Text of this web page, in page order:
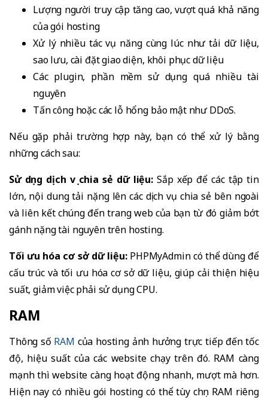
Lượng người truy cập tăng cao, vượt quá khả năng
của gói hosting
Xử lý nhiều tác vụ năng cùng lúc như tải dữ liệu,
sao lưu, cài đặt giao diện, khôi phục dữ liệu
Các plugin, phần mềm sử dụng quá nhiều tài
nguyên
Tấn công hoặc các lỗ hổng bảo mật như DDoS.
Nếu gặp phải trường hợp này, bạn có thể xử lý bằng
những cách sau:
Sử dụng dịch vụ chia sẻ dữ liệu:Sắp xếp để các tập tin
lớn, nội dung tải nặng lên các dịch vụ chia sẻ bên ngoài
và liên kết chúng đến trang web của bạn từ đó giảm bớt
gánh nặng tài nguyên trên hosting.
Tối ưu hóa cơ sở dữ liệu:PHPMyAdmin có thể dùng để
cấu trúc và tối ưu hóa cơ sở dữ liệu, giúp cải thiện hiệu
suất, giảm việc phải sử dụng CPU.
RAM
Thông số RAM của hosting ảnh hưởng trực tiếp đến tốc
độ, hiệu suất của các website chạy trên đó. RAM càng
mạnh thì website càng hoạt động nhanh, mượt mà hơn.
Hiện nay có nhiều gói hosting có thể tùy chọn RAM riêng